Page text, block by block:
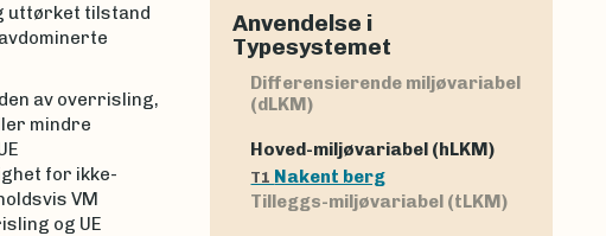
uttørket tilstand
av overrisling,
mindre
for ikke-
VM
og UE
Anvendelse i
Typesystemet
Differensierende miljøvariabel
(dLKM)
Hoved-miljøvariabel (hLKM)
T1 Nakent berg
Tilleggs-miljøvariabel (tLKM)